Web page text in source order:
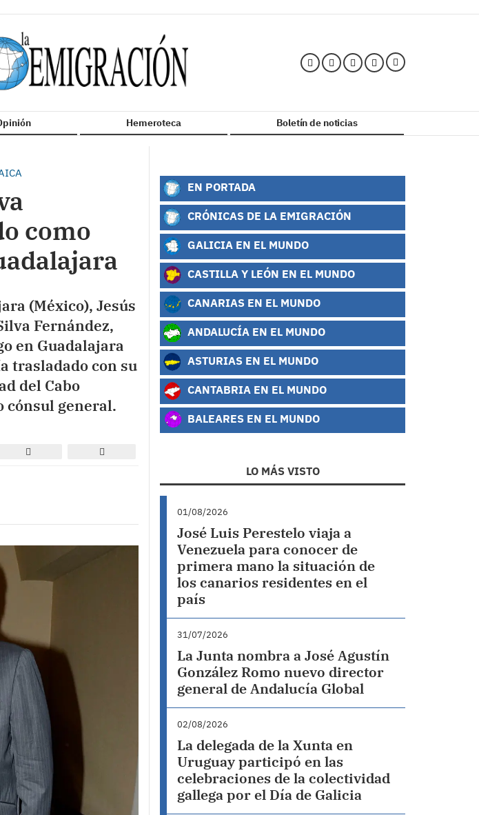
Hemeroteca Boletín de noticias
como
(México), Jesús
Fernández,
en Guadalajara
trasladado con su
del Cabo
cónsul general.
EN PORTADA
CRÓNICAS DE LA EMIGRACIÓN
GALICIA EN EL MUNDO
CASTILLA Y LEÓN EN EL MUNDO
CANARIAS EN EL MUNDO
ANDALUCÍA EN EL MUNDO
ASTURIAS EN EL MUNDO
CANTABRIA EN EL MUNDO
BALEARES EN EL MUNDO
LO MÁS VISTO
01/08/2026
José Luis Perestelo viaja a
Venezuela para conocer de
primera mano la situación de
los canarios residentes en el
país
31/07/2026
La Junta nombra a José Agustín
González Romo nuevo director
general de Andalucía Global
02/08/2026
La delegada de la Xunta en
Uruguay participó en las
celebraciones de la colectividad
gallega por el Día de Galicia